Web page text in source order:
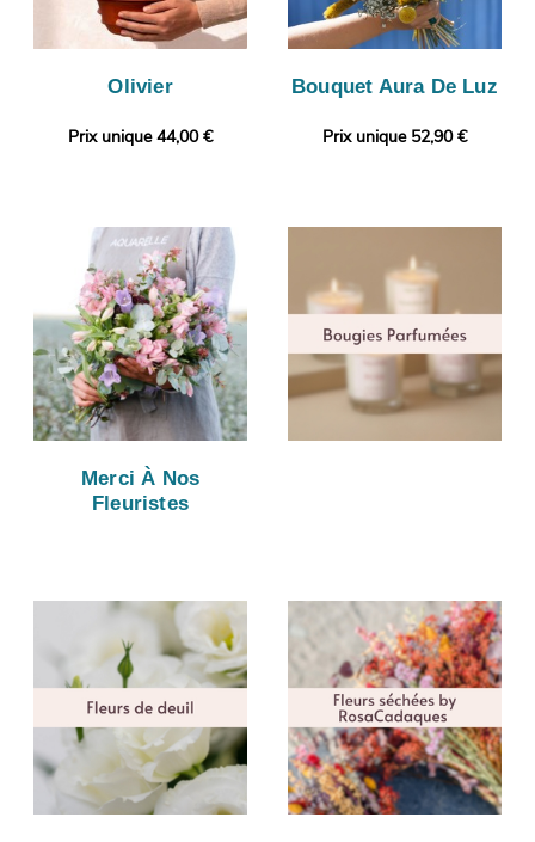
Olivier
Prix unique 44,00 €
Bouquet Aura De Luz
Prix unique 52,90 €
Merci À Nos
Fleuristes